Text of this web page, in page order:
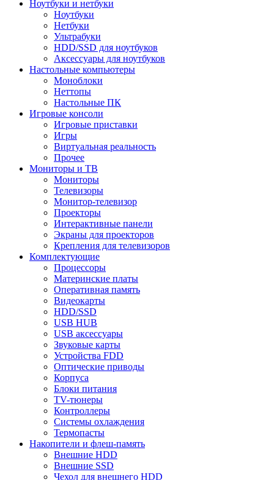
Ноутбуки и нетбуки
Ноутбуки
Нетбуки
Ультрабуки
HDD/SSD для ноутбуков
Аксессуары для ноутбуков
Настольные компьютеры
Моноблоки
Неттопы
Настольные ПК
Игровые консоли
Игровые приставки
Игры
Виртуальная реальность
Прочее
Мониторы и ТВ
Мониторы
Телевизоры
Монитор-телевизор
Проекторы
Интерактивные панели
Экраны для проекторов
Крепления для телевизоров
Комплектующие
Процессоры
Материнские платы
Оперативная память
Видеокарты
HDD/SSD
USB HUB
USB аксессуары
Звуковые карты
Устройства FDD
Оптические приводы
Корпуса
Блоки питания
TV-тюнеры
Контроллеры
Системы охлаждения
Термопасты
Накопители и флеш-память
Внешние HDD
Внешние SSD
Чехол для внешнего HDD